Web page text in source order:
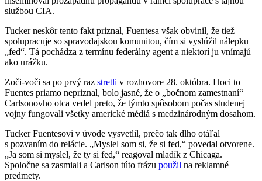
službou CIA.
Tucker neskôr tento fakt priznal, Fuentesa však obvinil, že tiež
spolupracuje so spravodajskou komunitou, čím si vyslúžil nálepku
„fed“. Tá pochádza z termínu federálny agent a niektorí ju vnímajú
ako urážku.
Zoči-voči sa po prvý raz stretli v rozhovore 28. októbra. Hoci to
Fuentes priamo nepriznal, bolo jasné, že o „bočnom zamestnaní“
Carlsonovho otca vedel preto, že týmto spôsobom počas studenej
vojny fungovali všetky americké médiá s medzinárodným dosahom.
Tucker Fuentesovi v úvode vysvetlil, prečo tak dlho otáľal
s pozvaním do relácie. „Myslel som si, že si fed,“ povedal otvorene.
„Ja som si myslel, že ty si fed,“ reagoval mladík z Chicaga.
Spoločne sa zasmiali a Carlson túto frázu použil na reklamné
predmety.